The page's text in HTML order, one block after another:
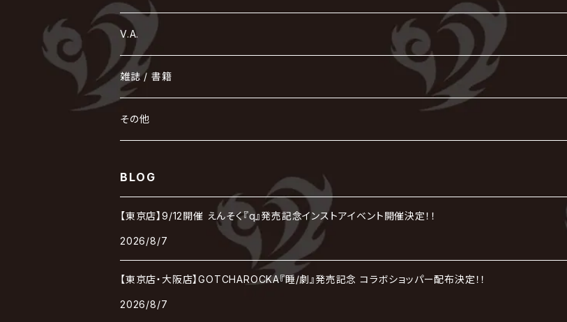
Ashmaze.
甘い暴力
天照
ΛrlequiΩ / アルルカン
Angelo
168 / 葵-168-
GOTCHAROCKA
蛾と蝶
KAMIJO
cali≠gari
河村隆一
KIRITO / キリト
己龍
GREN / グレン
黒夢
CONTRASTZ
XANVALA
Sick²
ジグソウ
シド
JAKIGAN MEISTER
Chanty
sukekiyo
SCAPEGOAT
SPLENDID GOD GIRAFFE
SLAPSLY / CHIYU
DADAROMA
逹瑯
DAVID / SUI / 縁
DARRELL
DaizyStripper
D'ESPAIRSRAY
DEXCORE
TAKE NO BREAK
DEZERT
deadman
Tourbillon
Dawnman
NEVERLAND
NoGoD
NOCTURNAL BLOODLUST
BugLug
HAZUKI / 葉月
花見桜こうき
薔薇の宮殿
BAROQUE
HIZAKI
vistlip
HIDE-ZOU
Fatüm
FANTASTIC◇CIRCUS
BULL ZEICHEN 88
BabyKingdom
THE BEETHOVEN
ほ
POIDOL
HOLLOWGRAM
マガツノート
machine
マツタケワークス
摩天楼オペラ
THE MADNA
MAMA.
ミスイ
mitsu
MUCC / ムック
め
メトロノーム
MERRY / メリー
も
THE MORTAL
最上川司
YUKIYA / 藤田幸也
ユナイト
よ
rice
Rides In ReVellion
LAB.THE BASEMENT / ラボ ザ ベヰスメント
り
Leetspeak monsters
Ricky
LIPHLICH
る
Ruiza
LUNA SEA
れ
the Raid.
REIGN
RAZOR
Rorschach.inc
ロマン急行
わ
wyse
我が為
V.A.
雑誌 / 書籍
hévn
その他
BLOG
【東京店】9/12開催 えんそく『q』発売記念インストアイベント開催決定！！
2026/8/7
【東京店・大阪店】GOTCHAROCKA『睡/劇』発売記念 コラボショッパー配布決定！！
2026/8/7